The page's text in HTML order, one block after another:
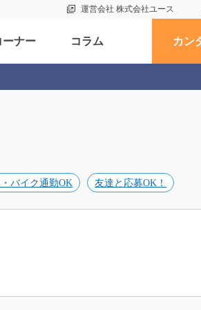
運営会社 株式会社ユース
ーナー コラム カン
バイク通勤OK 友達と応募OK！